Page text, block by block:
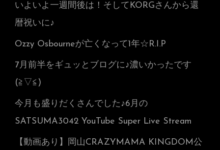
いよいよ一週間後は！そしてKORGさんから還
暦祝いに♪
Ozzy Osbourneが亡くなって1年☆R.I.P
7月前半をギュッとブログに♪濃いかったです
(≧▽≦)
今月も盛りだくさんでした♪6月の
SATSUMA3042 YouTube Super Live Stream
【動画あり】岡山CRAZYMAMA KINGDOM公